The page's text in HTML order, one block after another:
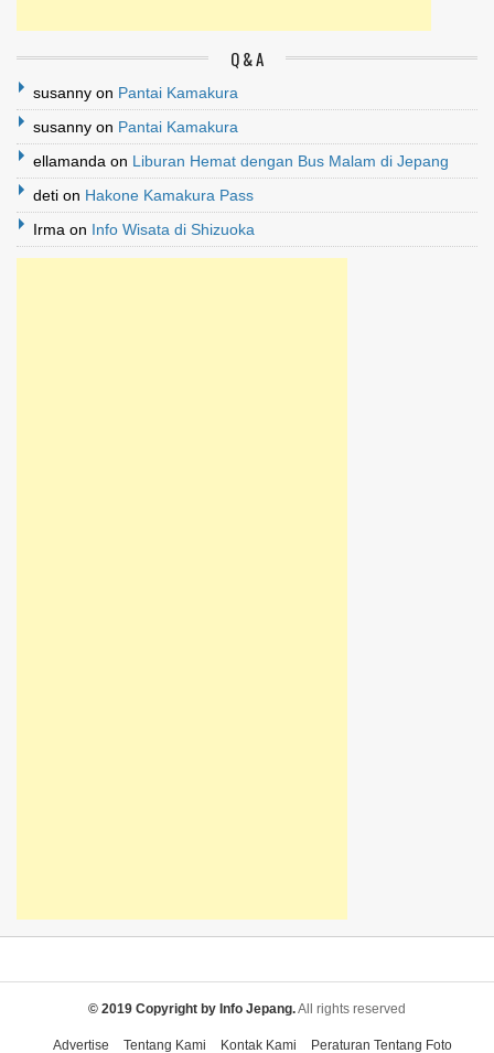
Q & A
susanny on Pantai Kamakura
susanny on Pantai Kamakura
ellamanda on Liburan Hemat dengan Bus Malam di Jepang
deti on Hakone Kamakura Pass
Irma on Info Wisata di Shizuoka
© 2019 Copyright by Info Jepang.All rights reserved
Advertise Tentang Kami Kontak Kami Peraturan Tentang Foto